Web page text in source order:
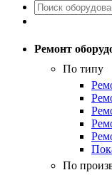
Ремонт
По типу
По